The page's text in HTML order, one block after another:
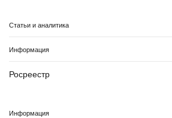
Статьи и аналитика
Информация
Росреестр
Информация